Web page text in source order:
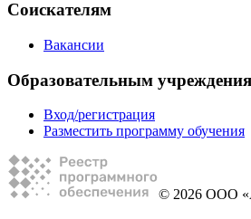
Соискателям
Вакансии
Образовательным
Вход/регистрация
Разместить программу обучения
© 2026 ООО